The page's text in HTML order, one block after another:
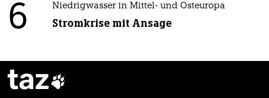
6 Niedrigwasser in Mittel- und Osteuropa
Stromkrise mit Ansage
taz